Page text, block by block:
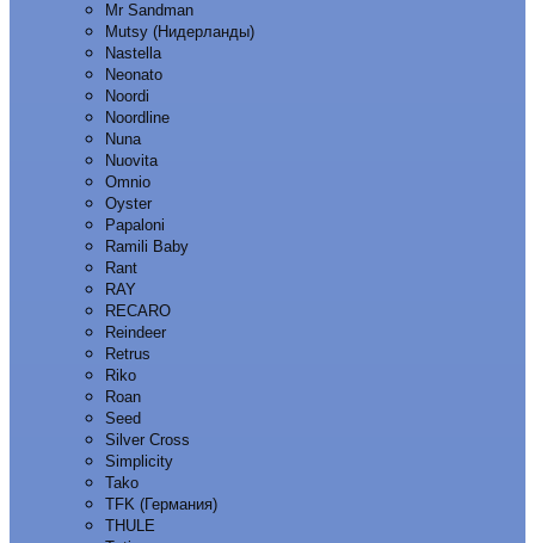
Mr Sandman
Mutsy (Нидерланды)
Nastella
Neonato
Noordi
Noordline
Nuna
Nuovita
Omnio
Oyster
Papaloni
Ramili Baby
Rant
RAY
RECARO
Reindeer
Retrus
Riko
Roan
Seed
Silver Cross
Simplicity
Tako
TFK (Германия)
THULE